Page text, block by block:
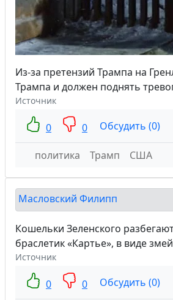
Из-за претензий Трампа на
Трампа и должен поднять
Источник
0 0 Обсудить (0)
политика Трамп США
Масловский Филипп
Кошельки Зеленского
браслетик «Картье», в виде
Источник
0 0 Обсудить (0)